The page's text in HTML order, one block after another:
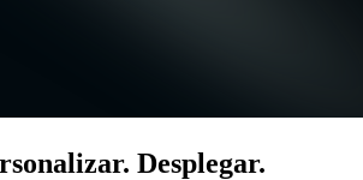
Desplegar.